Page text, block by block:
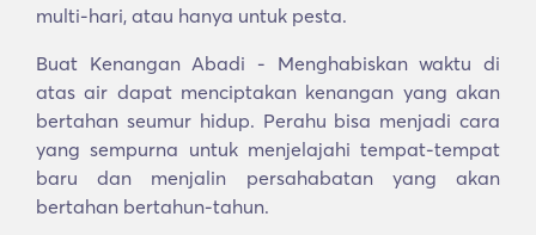
multi-hari, atau hanya untuk pesta.
Buat Kenangan Abadi - Menghabiskan waktu di
atas air dapat menciptakan kenangan yang akan
bertahan seumur hidup. Perahu bisa menjadi cara
yang sempurna untuk menjelajahi tempat-tempat
baru dan menjalin persahabatan yang akan
bertahan bertahun-tahun.